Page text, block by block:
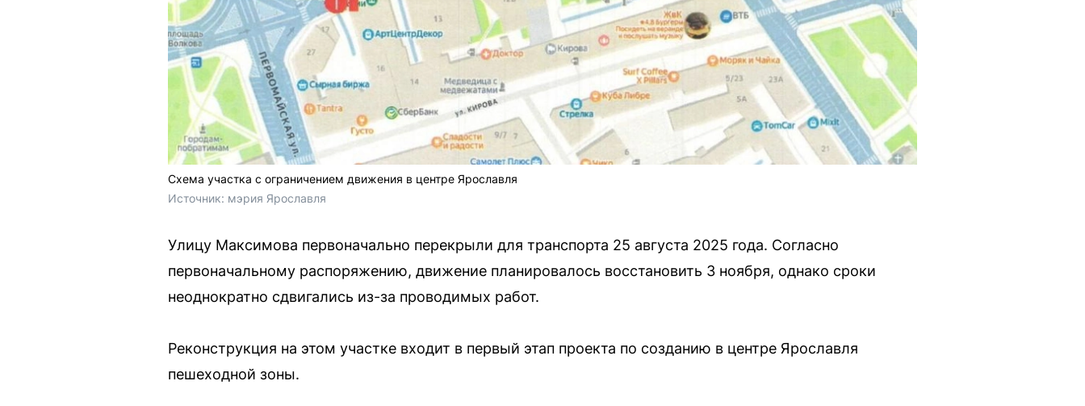
Схема участка с ограничением движения в центре Ярославля
Источник: мэрия Ярославля
Улицу Максимова первоначально перекрыли для транспорта 25 августа 2025 года. Согласно
первоначальному распоряжению, движение планировалось восстановить 3 ноября, однако сроки
неоднократно сдвигались из-за проводимых работ.
Реконструкция на этом участке входит в первый этап проекта по созданию в центре Ярославля
пешеходной зоны.